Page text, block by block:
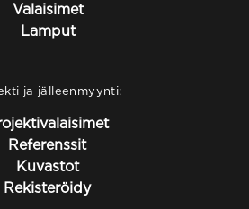
Valaisimet
Lamput
ja jälleenmyynti:
Referenssit
Kuvastot
Rekisteröidy